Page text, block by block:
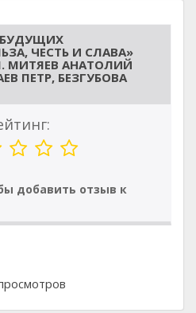
ЧЕСТЬ И СЛАВА»
МИТЯЕВ АНАТОЛИЙ
ПЕТР, БЕЗГУБОВА
добавить отзыв к